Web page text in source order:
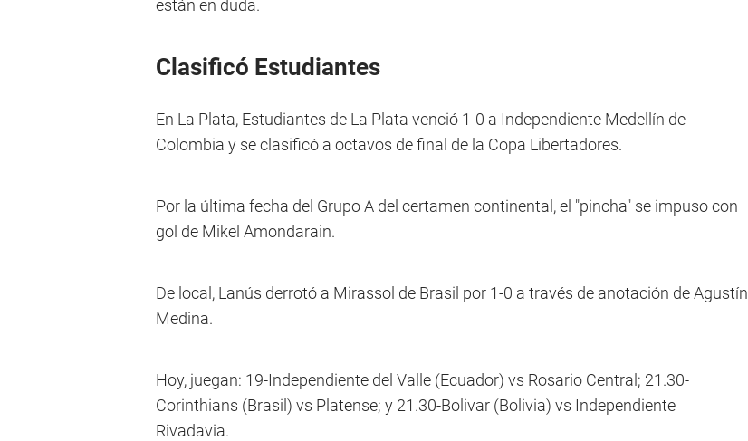
están en duda.
Clasificó Estudiantes
En La Plata, Estudiantes de La Plata venció 1-0 a Independiente Medellín de
Colombia y se clasificó a octavos de final de la Copa Libertadores.
Por la última fecha del Grupo A del certamen continental, el "pincha" se impuso con
gol de Mikel Amondarain.
De local, Lanús derrotó a Mirassol de Brasil por 1-0 a través de anotación de Agustín
Medina.
Hoy, juegan: 19-Independiente del Valle (Ecuador) vs Rosario Central; 21.30-
Corinthians (Brasil) vs Platense; y 21.30-Bolivar (Bolivia) vs Independiente
Rivadavia.